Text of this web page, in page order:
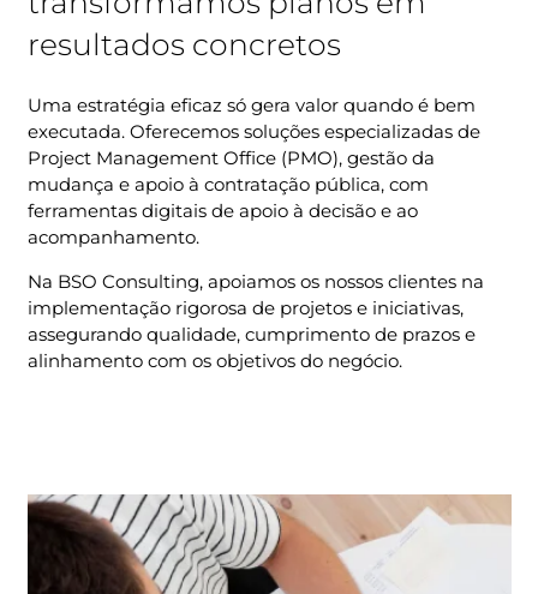
resultados concretos
Uma estratégia eficaz só gera valor quando é bem
executada. Oferecemos soluções especializadas de
Project Management Office (PMO), gestão da
mudança e apoio à contratação pública, com
ferramentas digitais de apoio à decisão e ao
acompanhamento.
Na BSO Consulting, apoiamos os nossos clientes na
implementação rigorosa de projetos e iniciativas,
assegurando qualidade, cumprimento de prazos e
alinhamento com os objetivos do negócio.